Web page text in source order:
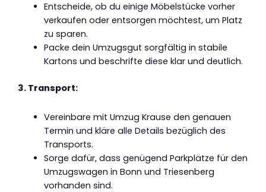
Entscheide, ob du einige Möbelstücke vorher
verkaufen oder entsorgen möchtest, um Platz
zu sparen.
Packe dein Umzugsgut sorgfältig in stabile
Kartons und beschrifte diese klar und deutlich.
3. Transport:
Vereinbare mit Umzug Krause den genauen
Termin und kläre alle Details bezüglich des
Transports.
Sorge dafür, dass genügend Parkplätze für den
Umzugswagen in Bonn und Triesenberg
vorhanden sind.